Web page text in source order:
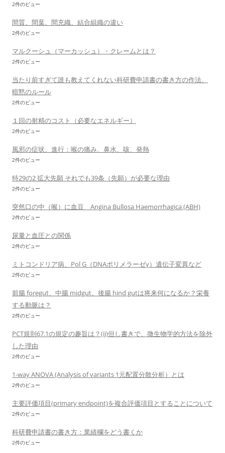
2件のビュー
間質、間葉、間充織、結合組織の違い
2件のビュー
マルクーシュ（マーカッシュ）・クレームとは？
2件のビュー
当たり前すぎて誰も教えてくれない科研費申請書の書き方の作法、
暗黙のルール
2件のビュー
１回の射精のコスト（必要なエネルギー）
2件のビュー
風邪の症状、進行：喉の痛み、鼻水、咳、発熱
2件のビュー
特29の2 拡大先願 それでも39条（先願）が必要な理由
2件のビュー
突然口の中（喉）に血豆 Angina Bullosa Haemorrhagica (ABH)
2件のビュー
尿量と血圧との関係
2件のビュー
ミトコンドリア病、Pol G（DNAポリメラーゼγ）遺伝子変異など
2件のビュー
前腸 foregut、中腸 midgut、後腸 hind gutは将来何になるか？栄養
する動脈は？
2件のビュー
PCT規則67.1の規定の趣旨は？(ii)但し書きで、微生物学的方法を除外
した理由
2件のビュー
1-way ANOVA (Analysis of variants 1元配置分散分析）とは
2件のビュー
主要評価項目(primary endpoint)を複合評価項目とすることについて
2件のビュー
科研費申請書の書き方：業績欄をどう書くか
2件のビュー